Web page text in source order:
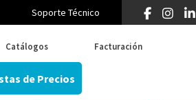
¿Primera vez en Think? 55 5519 5346
Soporte Técnico
Catálogos Facturación
de Precios